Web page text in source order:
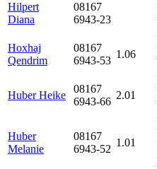
Hilpert
Diana
08167
6943-23
Hoxhaj
Qendrim
08167
6943-53
1.06
Huber Heike
08167
6943-66
2.01
Huber
Melanie
08167
6943-52
1.01